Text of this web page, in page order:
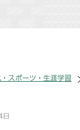
スポーツ・生涯学習
日